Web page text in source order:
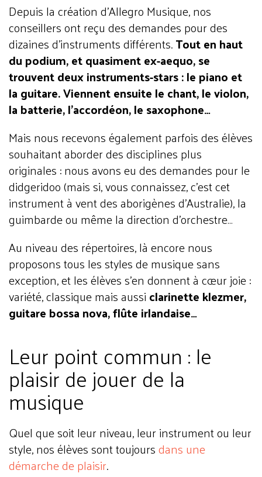
Depuis la création d’Allegro Musique, nos
conseillers ont reçu des demandes pour des
dizaines d’instruments différents.Tout en haut
du podium, et quasiment ex-aequo, se
trouvent deux instruments-stars : le piano et
la guitare. Viennent ensuite le chant, le violon,
la batterie, l’accordéon, le saxophone…
Mais nous recevons également parfois des élèves
souhaitant aborder des disciplines plus
originales : nous avons eu des demandes pour le
didgeridoo (mais si, vous connaissez, c’est cet
instrument à vent des aborigènes d’Australie), la
guimbarde ou même la direction d’orchestre…
Au niveau des répertoires, là encore nous
proposons tous les styles de musique sans
exception, et les élèves s’en donnent à cœur joie :
variété, classique mais aussiclarinette klezmer,
guitare bossa nova, flûte irlandaise…
Leur point commun : le
plaisir de jouer de la
musique
Quel que soit leur niveau, leur instrument ou leur
style, nos élèves sont toujoursdans une
démarche de plaisir.